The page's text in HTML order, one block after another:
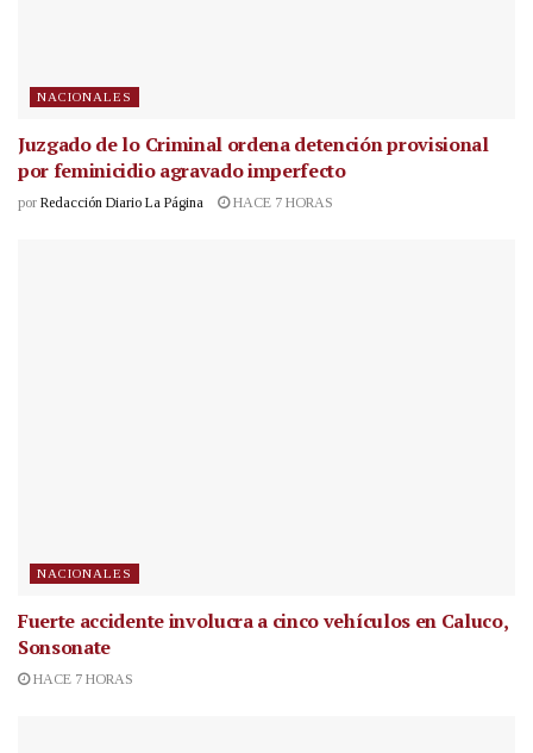
NACIONALES
Juzgado de lo Criminal ordena detención provisional
por feminicidio agravado imperfecto
por Redacción Diario La Página HACE 7 HORAS
NACIONALES
Fuerte accidente involucra a cinco vehículos en Caluco,
Sonsonate
HACE 7 HORAS